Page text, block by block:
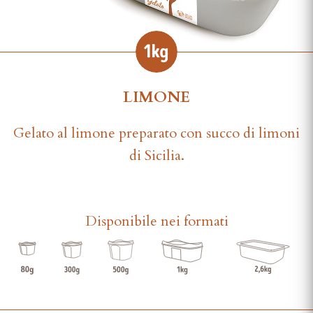
LIMONE
Gelato al limone preparato con succo di limoni
di Sicilia.
Disponibile nei formati